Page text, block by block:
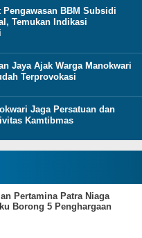
Pengawasan BBM Subsidi
Temukan Indikasi
Jaya Ajak Warga Manokwari
Terprovokasi
Jaga Persatuan dan
Kamtibmas
Pertamina Patra Niaga
Borong 5 Penghargaan